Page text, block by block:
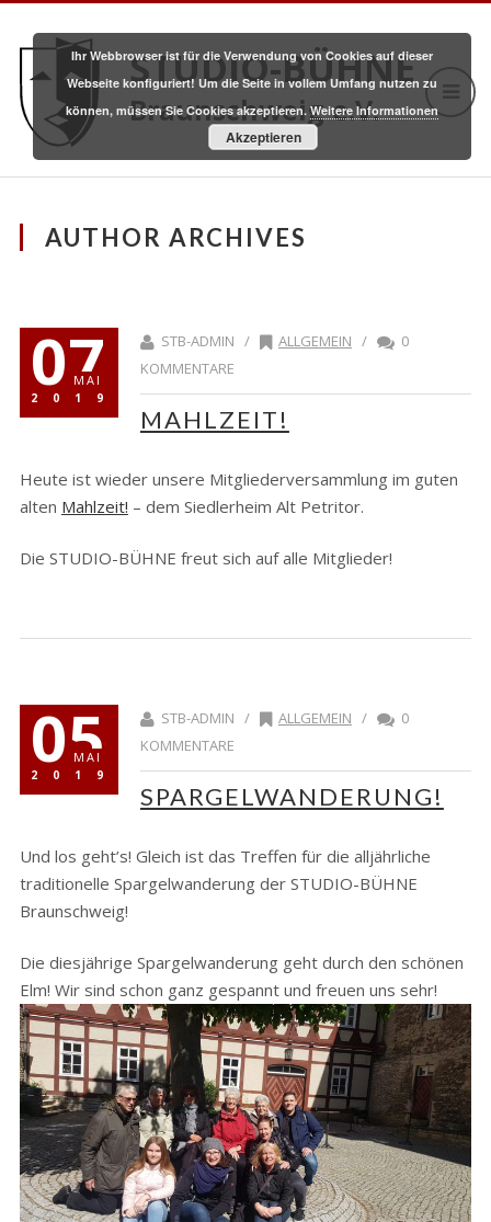
STUDIO-BÜHNE
Braunschweig e.V.
AUTHOR ARCHIVES
07
MAI
2019
STB-ADMIN / ALLGEMEIN /
0
KOMMENTARE
MAHLZEIT!
Heute ist wieder unsere Mitgliederversammlung im guten
alten Mahlzeit! – dem Siedlerheim Alt Petritor.
Die STUDIO-BÜHNE freut sich auf alle Mitglieder!
05
MAI
2019
STB-ADMIN / ALLGEMEIN /
0
KOMMENTARE
SPARGELWANDERUNG!
Und los geht’s! Gleich ist das Treffen für die alljährliche
traditionelle Spargelwanderung der STUDIO-BÜHNE
Braunschweig!
Die diesjährige Spargelwanderung geht durch den schönen
Elm! Wir sind schon ganz gespannt und freuen uns sehr!
Ihr Webbrowser ist für die Verwendung von Cookies auf dieser
Webseite konfiguriert! Um die Seite in vollem Umfang nutzen zu
können, müssen Sie Cookies akzeptieren.Weitere Informationen
Akzeptieren